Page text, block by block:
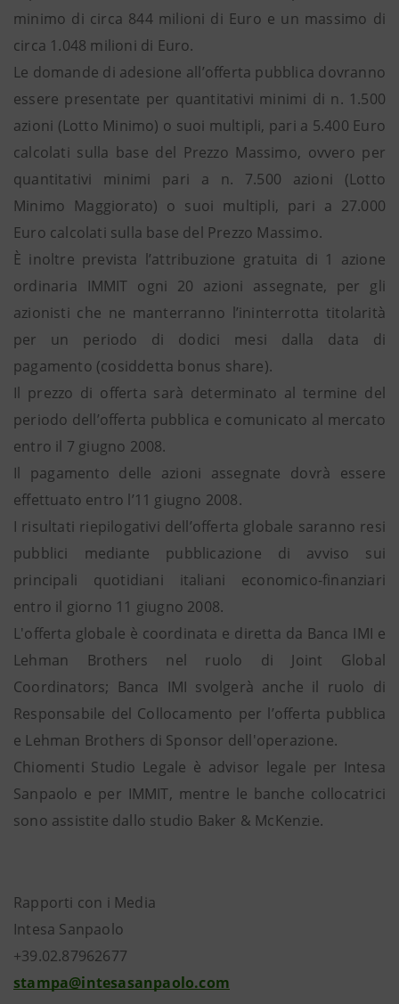
minimo di circa 844 milioni di Euro e un massimo di
circa 1.048 milioni di Euro.
Le domande di adesione all’offerta pubblica dovranno
essere presentate per quantitativi minimi di n. 1.500
azioni (Lotto Minimo) o suoi multipli, pari a 5.400 Euro
calcolati sulla base del Prezzo Massimo, ovvero per
quantitativi minimi pari a n. 7.500 azioni (Lotto
Minimo Maggiorato) o suoi multipli, pari a 27.000
Euro calcolati sulla base del Prezzo Massimo.
È inoltre prevista l’attribuzione gratuita di 1 azione
ordinaria IMMIT ogni 20 azioni assegnate, per gli
azionisti che ne manterranno l’ininterrotta titolarità
per un periodo di dodici mesi dalla data di
pagamento (cosiddetta bonus share).
Il prezzo di offerta sarà determinato al termine del
periodo dell’offerta pubblica e comunicato al mercato
entro il 7 giugno 2008.
Il pagamento delle azioni assegnate dovrà essere
effettuato entro l’11 giugno 2008.
I risultati riepilogativi dell’offerta globale saranno resi
pubblici mediante pubblicazione di avviso sui
principali quotidiani italiani economico-finanziari
entro il giorno 11 giugno 2008.
L'offerta globale è coordinata e diretta da Banca IMI e
Lehman Brothers nel ruolo di Joint Global
Coordinators; Banca IMI svolgerà anche il ruolo di
Responsabile del Collocamento per l’offerta pubblica
e Lehman Brothers di Sponsor dell'operazione.
Chiomenti Studio Legale è advisor legale per Intesa
Sanpaolo e per IMMIT, mentre le banche collocatrici
sono assistite dallo studio Baker & McKenzie.
Rapporti con i Media
Intesa Sanpaolo
+39.02.87962677
stampa@intesasanpaolo.com